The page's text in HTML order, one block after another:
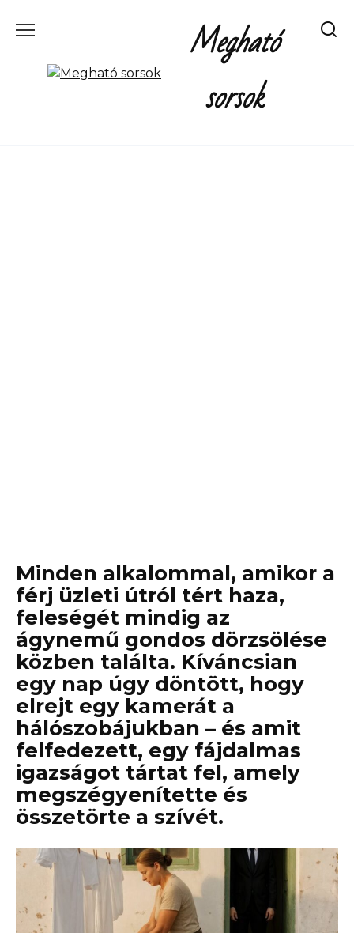
Megható
sorsok
Minden alkalommal, amikor a
férj üzleti útról tért haza,
feleségét mindig az
ágynemű gondos dörzsölése
közben találta. Kíváncsian
egy nap úgy döntött, hogy
elrejt egy kamerát a
hálószobájukban – és amit
felfedezett, egy fájdalmas
igazságot tártat fel, amely
megszégyenítette és
összetörte a szívét.